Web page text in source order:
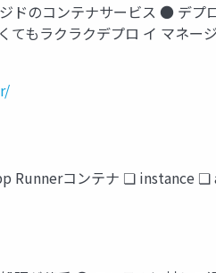
ドのコンテナサービス ● デプ
てもラクラクデプロ イ マネ
Runnerコンテナ ❏ instance